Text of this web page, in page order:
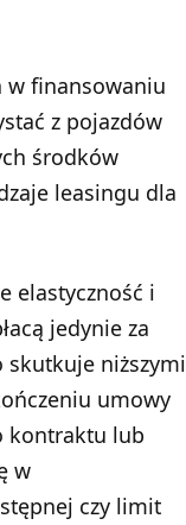
w finansowaniu
z pojazdów
środków
leasingu dla
elastyczność i
jedynie za
skutkuje niższymi
umowy
kontraktu lub
w
czy limit